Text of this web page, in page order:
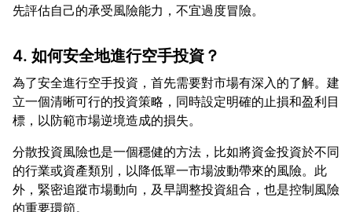
4. 如何安全地進行空手投資？
為了安全進行空手投資，首先需要對市場有深入的了解。建
立一個清晰可行的投資策略，同時設定明確的止損和盈利目
分散投資風險也是一個穩健的方法，比如將資金投資於不同
的行業或資產類別，以降低單一市場波動帶來的風險。此
外，緊密追蹤市場動向，及早調整投資組合，也是控制風險